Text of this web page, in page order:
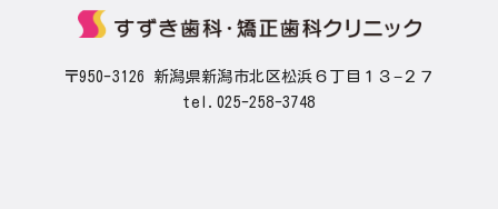
〒950-3126 新潟県新潟市北区松浜６丁目１３−２７
tel.025-258-3748